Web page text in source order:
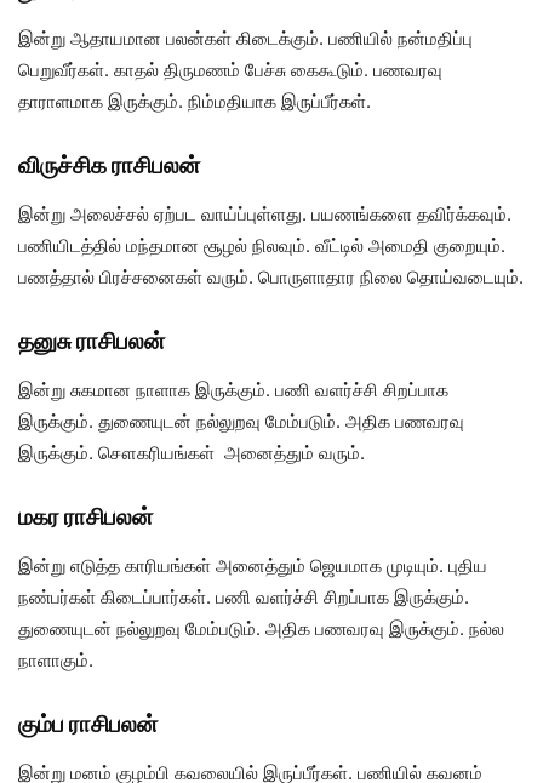
இன்று ஆதாயமான பலன்கள் கிடைக்கும். பணியில் நன்மதிப்பு
பெறுவீர்கள். காதல் திருமணம் பேச்சு கைகூடும். பணவரவு
தாராளமாக இருக்கும். நிம்மதியாக இருப்பீர்கள்.
விருச்சிக ராசிபலன்
இன்று அலைச்சல் ஏற்பட வாய்ப்புள்ளது. பயணங்களை தவிர்க்கவும்.
பணியிடத்தில் மந்தமான சூழல் நிலவும். வீட்டில் அமைதி குறையும்.
பணத்தால் பிரச்சனைகள் வரும். பொருளாதார நிலை தொய்வடையும்.
தனுசு ராசிபலன்
இன்று சுகமான நாளாக இருக்கும். பணி வளர்ச்சி சிறப்பாக
இருக்கும். துணையுடன் நல்லுறவு மேம்படும். அதிக பணவரவு
இருக்கும். சௌகரியங்கள் அனைத்தும் வரும்.
மகர ராசிபலன்
இன்று எடுத்த காரியங்கள் அனைத்தும் ஜெயமாக முடியும். புதிய
நண்பர்கள் கிடைப்பார்கள். பணி வளர்ச்சி சிறப்பாக இருக்கும்.
துணையுடன் நல்லுறவு மேம்படும். அதிக பணவரவு இருக்கும். நல்ல
நாளாகும்.
கும்ப ராசிபலன்
இன்று மனம் குழம்பி கவலையில் இருப்பீர்கள். பணியில் கவனம்